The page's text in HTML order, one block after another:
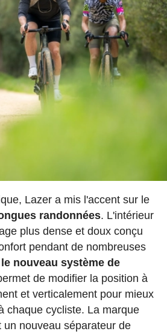
Lazer a mis l'accent sur le
randonnées. L'intérieur
plus dense et doux conçu
pendant de nombreuses
le nouveau système de
de modifier la position à
et verticalement pour mieux
chaque cycliste. La marque
un nouveau séparateur de